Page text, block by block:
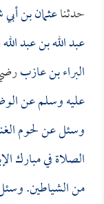
حدثناعثمان بن أبي
عبد الله بن عبد
البراء بن عازب
عليه وسلم عن
وسئل عن لحوم
الصلاة في مبارك
من الشياطين.